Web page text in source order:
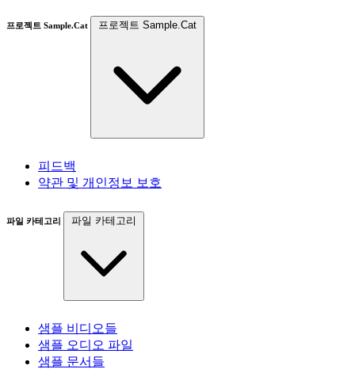
프로젝트 Sample.Cat 프로젝트 Sample.Cat
피드백
약관 및 개인정보 보호
파일 카테고리 파일 카테고리
샘플 비디오들
샘플 오디오 파일
샘플 문서들